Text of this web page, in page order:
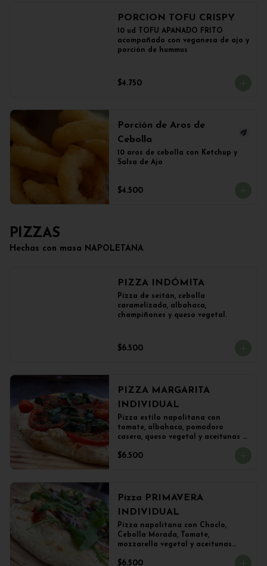
PORCION TOFU CRISPY
10 ud TOFU APANADO FRITO
acompañado con veganesa de ajo y
porción de hummus
$4.750
Porción de Aros de
Cebolla
10 aros de cebolla con Ketchup y
Salsa de Ajo
$4.500
PIZZAS
Hechas con masa NAPOLETANA
PIZZA INDÓMITA
Pizza de seitán, cebolla
caramelizada, albahaca,
champiñones y queso vegetal.
$6.500
PIZZA MARGARITA
INDIVIDUAL
Pizza estilo napolitana con
tomate, albahaca, pomodoro
casera, queso vegetal y aceitunas
$6.500
Pizza PRIMAVERA
INDIVIDUAL
Pizza napolitana con Choclo,
Cebolla Morada, Tomate,
mozzarella vegetal y aceitunas
$6.500